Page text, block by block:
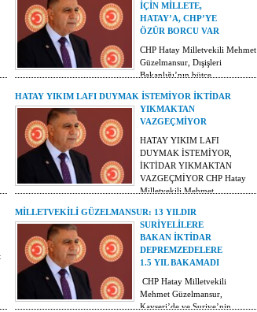
İÇİN MİLLETE,
HATAY’A, CHP’YE
ÖZÜR BORCU VAR
CHP Hatay Milletvekili Mehmet
Güzelmansur, Dışişleri
Bakanlığı’nın bütçe
HATAY YIKIM LAFI DUYMAK İSTEMİYOR İKTİDAR
YIKMAKTAN
VAZGEÇMİYOR
HATAY YIKIM LAFI
DUYMAK İSTEMİYOR,
İKTİDAR YIKMAKTAN
VAZGEÇMİYOR CHP Hatay
Milletvekili Mehmet…
MİLLETVEKİLİ GÜZELMANSUR: 13 YILDIR
SURİYELİLERE
BAKAN İKTİDAR
DEPREMZEDELERE
1.5 YIL BAKAMADI
CHP Hatay Milletvekili
Mehmet Güzelmansur,
Kayseri’de ve Suriye’nin